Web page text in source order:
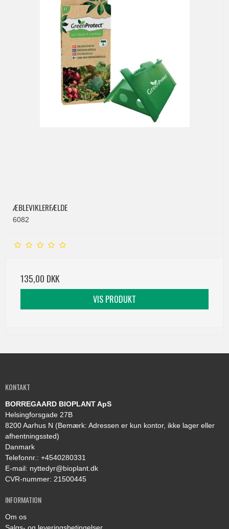
ÆBLEVIKLERFÆLDE
6082
135,00 DKK
VIS PRODUKT
KONTAKT
BORREGAARD BIOPLANT ApS
Helsingforsgade 27B
8200 Aarhus N (Bemærk: Adressen er kun kontor, ikke lager eller
afhentningssted)
Danmark
Telefonnr.: +4540280331
E-mail: nyttedyr@bioplant.dk
CVR-nummer: 21500445
INFORMATION
Om os